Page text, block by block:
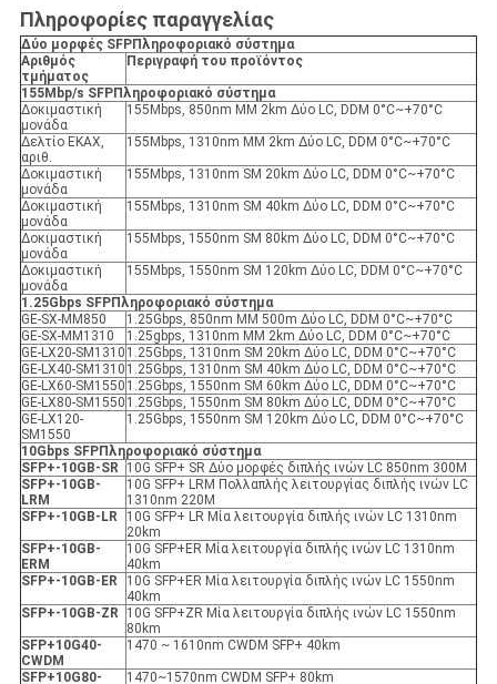
Πληροφορίες παραγγελίας
Δύο μορφές SFPΠληροφοριακό σύστημα
Αριθμός
τμήματος
Περιγραφή του προϊόντος
155Mbp/s SFPΠληροφοριακό σύστημα
Δοκιμαστική
μονάδα
155Mbps, 850nm MM 2km Δύο LC, DDM 0°C~+70°C
Δελτίο ΕΚΑΧ,
αριθ.
155Mbps, 1310nm MM 2km Δύο LC, DDM 0°C~+70°C
Δοκιμαστική
μονάδα
155Mbps, 1310nm SM 20km Δύο LC, DDM 0°C~+70°C
Δοκιμαστική
μονάδα
155Mbps, 1310nm SM 40km Δύο LC, DDM 0°C~+70°C
Δοκιμαστική
μονάδα
155Mbps, 1550nm SM 80km Δύο LC, DDM 0°C~+70°C
Δοκιμαστική
μονάδα
155Mbps, 1550nm SM 120km Δύο LC, DDM 0°C~+70°C
1.25Gbps SFPΠληροφοριακό σύστημα
GE-SX-MM850
1.25Gbps, 850nm MM 500m Δύο LC, DDM 0°C~+70°C
GE-SX-MM1310
1.25gbps, 1310nm MM 2km Δύο LC, DDM 0°C~+70°C
GE-LX20-SM1310 1.25Gbps, 1310nm SM 20km Δύο LC, DDM 0°C~+70°C
GE-LX40-SM1310 1.25Gbps, 1310nm SM 40km Δύο LC, DDM 0°C~+70°C
GE-LX60-SM1550 1.25Gbps, 1550nm SM 60km Δύο LC, DDM 0°C~+70°C
GE-LX80-SM1550 1.25Gbps, 1550nm SM 80km Δύο LC, DDM 0°C~+70°C
GE-LX120-
SM1550
1.25Gbps, 1550nm SM 120km Δύο LC, DDM 0°C~+70°C
10Gbps SFPΠληροφοριακό σύστημα
SFP+-10GB-SR
10G SFP+ SR Δύο μορφές διπλής ινών LC 850nm 300M
SFP+-10GB-
LRM
10G SFP+ LRM Πολλαπλής λειτουργίας διπλής ινών LC
1310nm 220M
SFP+-10GB-LR
10G SFP+ LR Μία λειτουργία διπλής ινών LC 1310nm
20km
SFP+-10GB-
ER Μ
10G SFP+ER Μία λειτουργία διπλής ινών LC 1310nm
40km
SFP+-10GB-ER
10G SFP+ER Μία λειτουργία διπλής ινών LC 1550nm
40km
SFP+-10GB-ZR
10G SFP+ZR Μία λειτουργία διπλής ινών LC 1550nm
80km
SFP+10G40-
CWDM
1470 ~ 1610nm CWDM SFP+ 40km
SFP+10G80-
1470~1570nm CWDM SFP+ 80km